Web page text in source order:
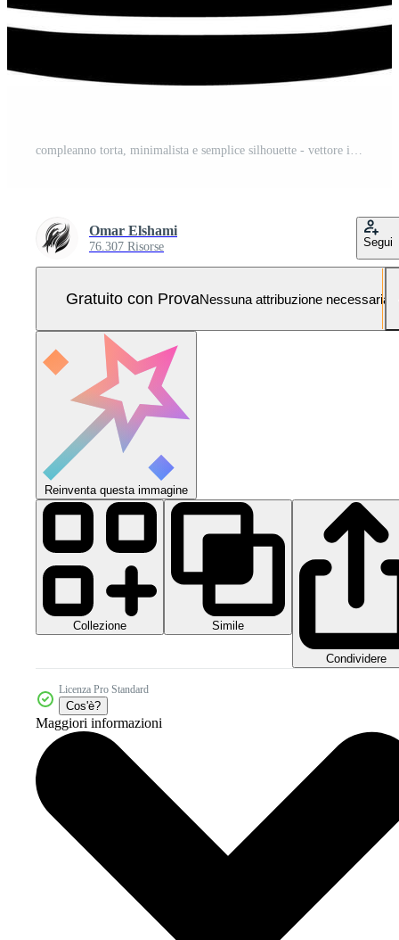
compleanno torta, minimalista e semplice silhouette - vettore illustrazione Pro Vettoriale e Pro SVG
Omar Elshami
76.307 Risorse Segui
Gratuito con ProvaNessuna attribuzione necessaria
Reinventa questa immagine
Collezione Simile
Condividere
Licenza Pro Standard
Cos'è?
Maggiori informazioni